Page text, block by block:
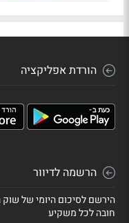
הורדת אפליקציה
הרשמה לדיוור
הירשם לסיכום היומי של שוק
חובה לכל משקיע